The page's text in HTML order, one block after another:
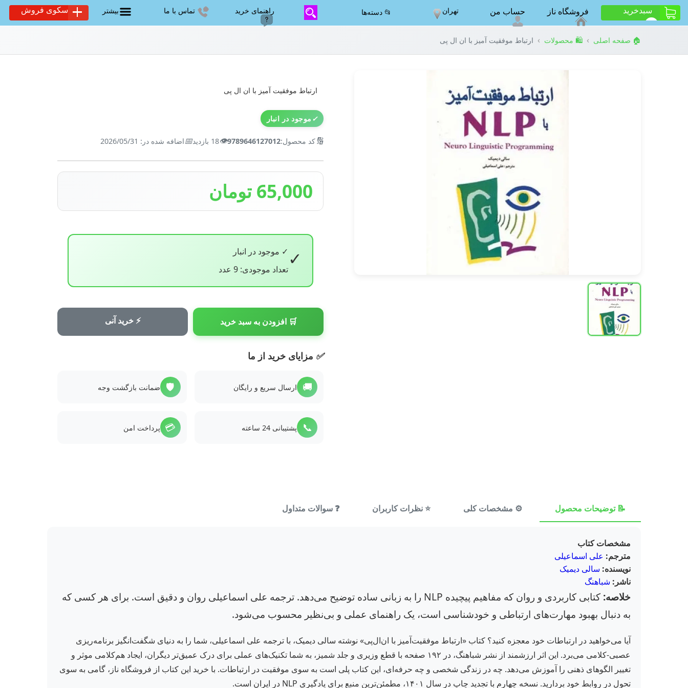
سبد‌خرید فروشگاه ناز حساب من تهران 📂 دسته‌ها راهنمای خرید تماس با ما بیشتر سکوی فروش
🏠 صفحه اصلی › 🛍️ محصولات › ارتباط موفقیت آمیز با ان ال پی
ارتباط موفقیت آمیز با ان ال پی
✓ موجود در انبار
🔢کد محصول:9789646127012
👁️18 بازدید 📅اضافه شده در: 2026/05/31
65,000 تومان
✓ ✓ موجود در انبار
تعداد موجودی: 9 عدد
🛒 افزودن به سبد خرید ⚡ خرید آنی
✅ مزایای خرید از ما
🚚 ارسال سریع و رایگان 🛡️ ضمانت بازگشت وجه
📞 پشتیبانی 24 ساعته 💳 پرداخت امن
📝 توضیحات محصول ⚙️ مشخصات کلی ⭐ نظرات کاربران ❓ سوالات متداول
مشخصات کتاب
مترجم: علی اسماعیلی
نویسنده: سالی دیمیک
ناشر: شباهنگ
خلاصه:
کتابی کاربردی و روان که مفاهیم پیچیده NLP را به زبانی ساده توضیح می‌دهد. ترجمه علی اسماعیلی روان و دقیق است. برای هر کسی که
به دنبال بهبود مهارت‌های ارتباطی و خودشناسی است، یک راهنمای عملی و بی‌نظیر محسوب می‌شود.
آیا می‌خواهید در ارتباطات خود معجزه کنید؟ کتاب «ارتباط موفقیت‌آمیز با ان‌ال‌پی» نوشته سالی دیمیک، با ترجمه علی اسماعیلی، شما را به دنیای شگفت‌انگیز برنامه‌ریزی
عصبی-کلامی می‌برد. این اثر ارزشمند از نشر شباهنگ، در ۱۹۲ صفحه با قطع وزیری و جلد شمیز، به شما تکنیک‌های عملی برای درک عمیق‌تر دیگران، ایجاد هم‌کلامی موثر و
تغییر الگوهای ذهنی را آموزش می‌دهد. چه در زندگی شخصی و چه حرفه‌ای، این کتاب پلی است به سوی موفقیت در ارتباطات. با خرید این کتاب از فروشگاه ناز، گامی به سوی
تحول در روابط خود بردارید. نسخه چهارم با تجدید چاپ در سال ۱۴۰۱، مطمئن‌ترین منبع برای یادگیری NLP در ایران است.